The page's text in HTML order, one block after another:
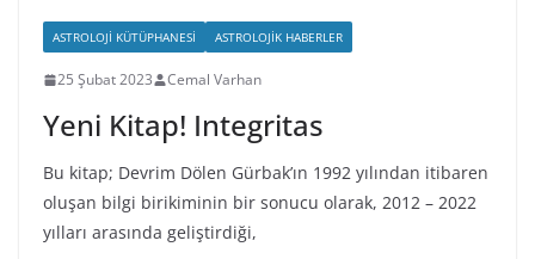
ASTROLOJI KÜTÜPHANESI ASTROLOJIK HABERLER
25 Şubat 2023 Cemal Varhan
Yeni Kitap! Integritas
Bu kitap; Devrim Dölen Gürbak’ın 1992 yılından itibaren
oluşan bilgi birikiminin bir sonucu olarak, 2012 – 2022
yılları arasında geliştirdiği,